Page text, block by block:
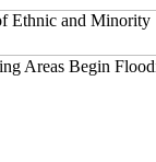
Ethnic and Minority